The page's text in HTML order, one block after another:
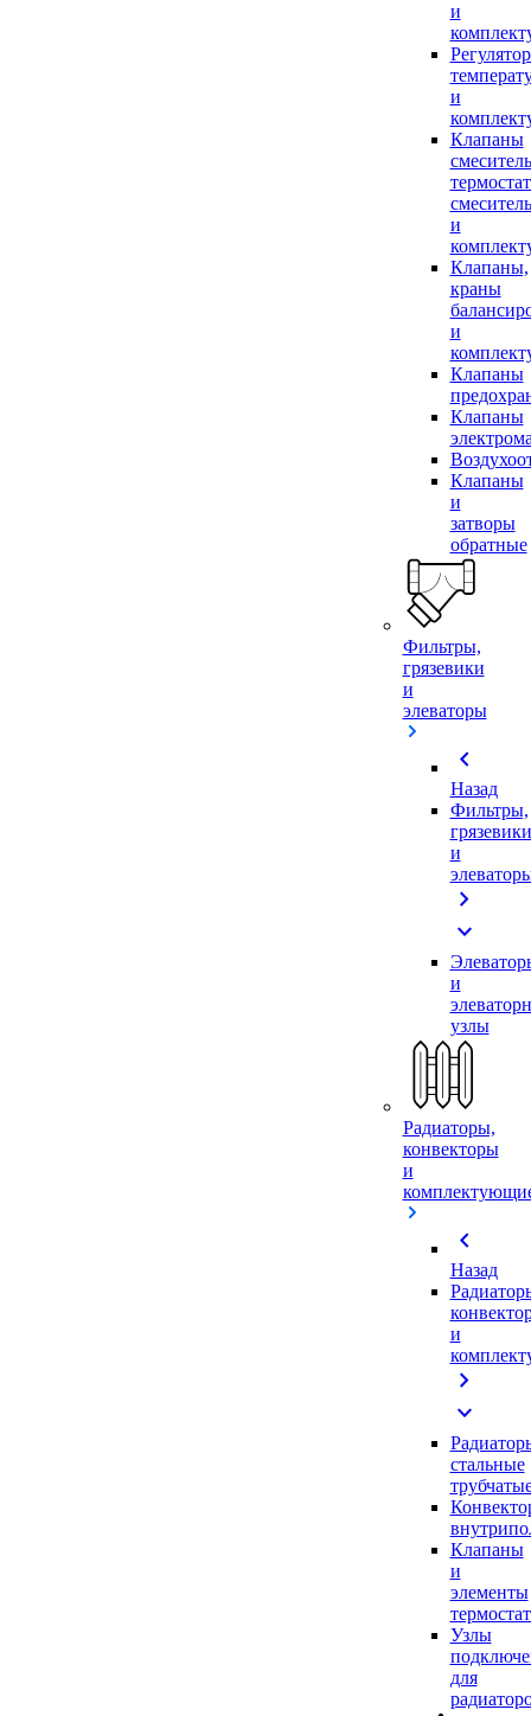
и
и
Клапаны
и
Клапаны,
краны
и
Клапаны
Клапаны
Клапаны
и
затворы
обратные
Фильтры,
грязевики
и
элеваторы
chevron_left
Назад
Фильтры,
грязевики
и
chevron_right
expand_more
и
узлы
Радиаторы,
конвекторы
и
chevron_left
Назад
и
chevron_right
expand_more
стальные
Клапаны
и
элементы
Узлы
для